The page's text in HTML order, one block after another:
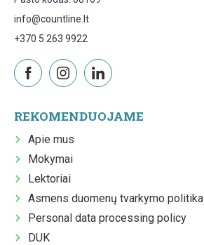
info@countline.lt
+370 5 263 9922
REKOMENDUOJAME
Apie mus
Mokymai
Lektoriai
Asmens duomenų tvarkymo politika
Personal data processing policy
DUK